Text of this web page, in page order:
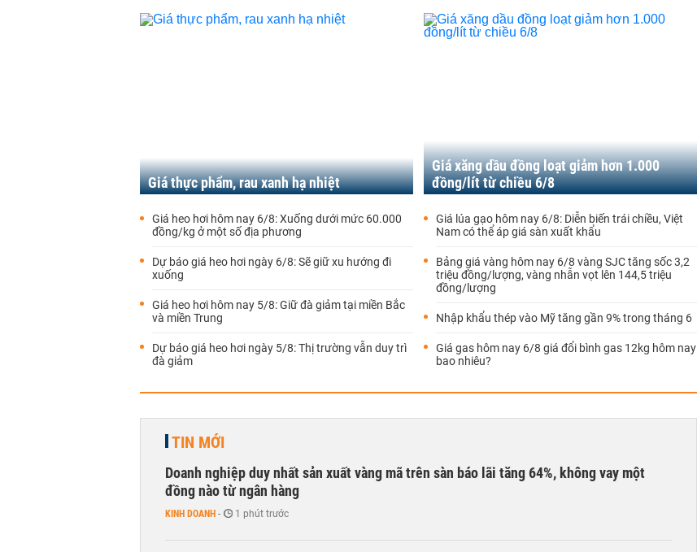
Giá thực phẩm, rau xanh hạ nhiệt
Giá heo hơi hôm nay 6/8: Xuống dưới mức 60.000
đồng/kg ở một số địa phương
Dự báo giá heo hơi ngày 6/8: Sẽ giữ xu hướng đi
xuống
Giá heo hơi hôm nay 5/8: Giữ đà giảm tại miền Bắc
và miền Trung
Dự báo giá heo hơi ngày 5/8: Thị trường vẫn duy trì
đà giảm
Giá xăng dầu đồng loạt giảm hơn 1.000
đồng/lít từ chiều 6/8
Giá lúa gạo hôm nay 6/8: Diễn biến trái chiều, Việt
Nam có thể áp giá sàn xuất khẩu
Bảng giá vàng hôm nay 6/8 vàng SJC tăng sốc 3,2
triệu đồng/lượng, vàng nhẫn vọt lên 144,5 triệu
đồng/lượng
Nhập khẩu thép vào Mỹ tăng gần 9% trong tháng 6
Giá gas hôm nay 6/8 giá đổi bình gas 12kg hôm nay
bao nhiêu?
TIN MỚI
Doanh nghiệp duy nhất sản xuất vàng mã trên sàn báo lãi tăng 64%, không vay một
đồng nào từ ngân hàng
KINH DOANH - 1 phút trước